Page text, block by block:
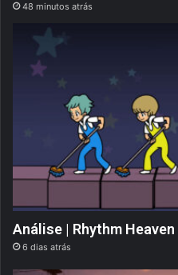
48 minutos atrás
Análise | Rhythm
6 dias atrás